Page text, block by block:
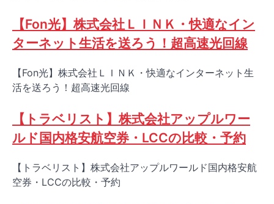
【Fon光】株式会社ＬＩＮＫ・快適なイン
ターネット生活を送ろう！超高速光回線
【Fon光】株式会社ＬＩＮＫ・快適なインターネット生
活を送ろう！超高速光回線
【トラベリスト】株式会社アップルワー
ルド国内格安航空券・LCCの比較・予約
【トラベリスト】株式会社アップルワールド国内格安航
空券・LCCの比較・予約